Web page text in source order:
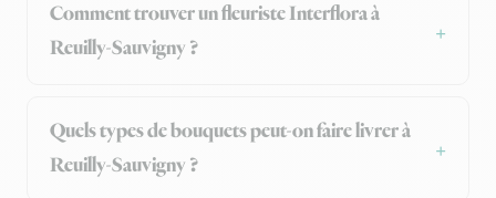
Comment trouver un fleuriste Interflora à
Reuilly-Sauvigny ?
Quels types de bouquets peut-on faire livrer à
Reuilly-Sauvigny ?